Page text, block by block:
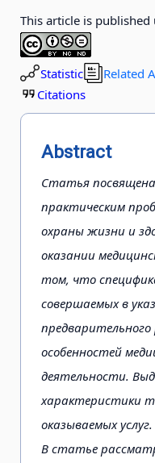
This article is published
Statistic Related
Citations
Abstract
Статья
практическим
охраны жизни и
оказании
том, что
совершаемых в
особенностей
деятельности.
характеристики
оказываемых услуг.
В статье